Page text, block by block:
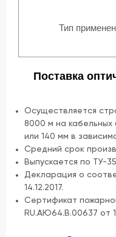
Тип
Поставка
Осуществляется
8000 м на
или 140 мм в
Средний срок
Выпускается по ТУ-
Декларация о
14.12.2017.
Сертификат
RU.АЮ64.В.00637 от